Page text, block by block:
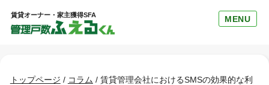
賃貸オーナー・家主獲得SFA MENU
トップページ / コラム / 賃貸管理会社におけるSMSの効果的な利